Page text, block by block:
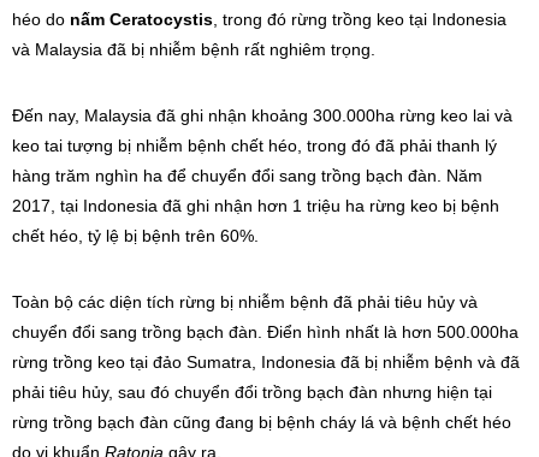
héo do nấm Ceratocystis , trong đó rừng trồng keo tại Indonesia
và Malaysia đã bị nhiễm bệnh rất nghiêm trọng.
Đến nay, Malaysia đã ghi nhận khoảng 300.000ha rừng keo lai và
keo tai tượng bị nhiễm bệnh chết héo, trong đó đã phải thanh lý
hàng trăm nghìn ha để chuyển đổi sang trồng bạch đàn. Năm
2017, tại Indonesia đã ghi nhận hơn 1 triệu ha rừng keo bị bệnh
chết héo, tỷ lệ bị bệnh trên 60%.
Toàn bộ các diện tích rừng bị nhiễm bệnh đã phải tiêu hủy và
chuyển đổi sang trồng bạch đàn. Điển hình nhất là hơn 500.000ha
rừng trồng keo tại đảo Sumatra, Indonesia đã bị nhiễm bệnh và đã
phải tiêu hủy, sau đó chuyển đổi trồng bạch đàn nhưng hiện tại
rừng trồng bạch đàn cũng đang bị bệnh cháy lá và bệnh chết héo
do vi khuẩn Ratonia gây ra.